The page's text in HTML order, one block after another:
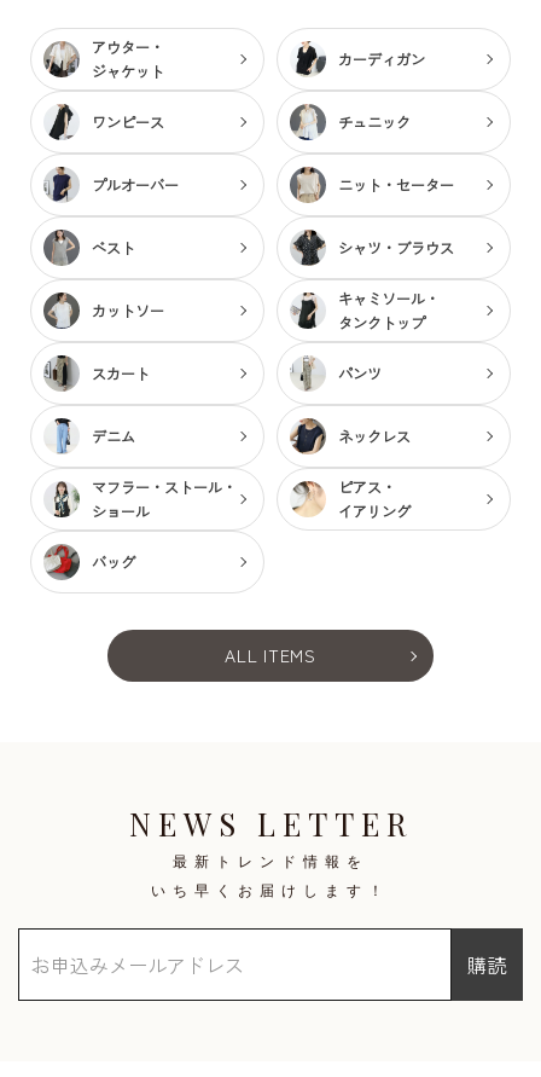
アウター・
ジャケット
カーディガン
ワンピース チュニック
プルオーバー ニット・セーター
ベスト シャツ・ブラウス
カットソー
キャミソール・
タンクトップ
スカート パンツ
デニム ネックレス
マフラー・ストール・
ショール
ピアス・
イアリング
バッグ
ALL ITEMS
NEWS LETTER
最新トレンド情報を
いち早くお届けします！